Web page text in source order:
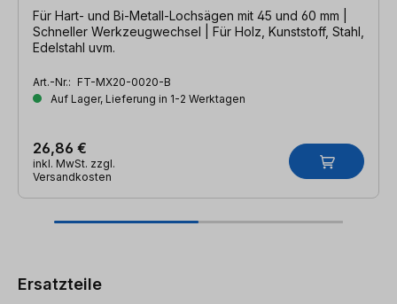
Für Hart- und Bi-Metall-Lochsägen mit 45 und 60 mm |
Schneller Werkzeugwechsel | Für Holz, Kunststoff, Stahl,
Edelstahl uvm.
Art.-Nr.: FT-MX20-0020-B
Auf Lager, Lieferung in 1-2 Werktagen
26,86 €
inkl. MwSt. zzgl.
Versandkosten
Ersatzteile